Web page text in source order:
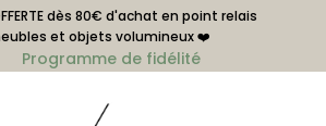
dès 80€ d'achat en point relais
et objets volumineux ❤️
Programme de fidélité